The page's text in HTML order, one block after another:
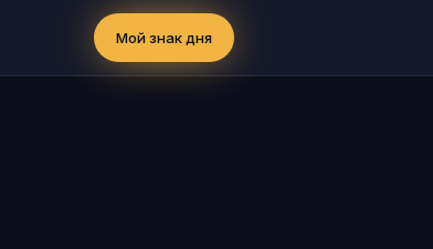
Мой знак дня